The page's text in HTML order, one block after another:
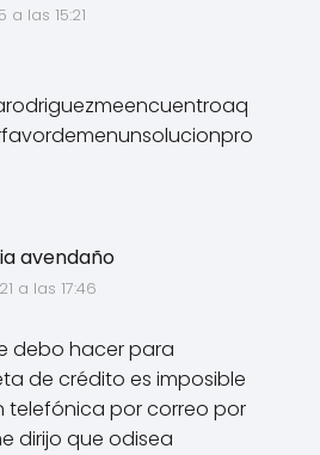
a las 15:21
avendaño
a las 17:46
debo hacer para
de crédito es imposible
telefónica por correo por
dirijo que odisea